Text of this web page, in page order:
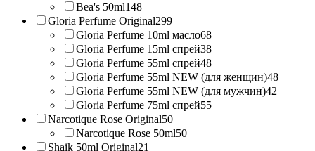
Bea's 50ml148
Gloria Perfume Original299
Gloria Perfume 10ml масло68
Gloria Perfume 15ml спрей38
Gloria Perfume 55ml спрей48
Gloria Perfume 55ml NEW (для женщин)48
Gloria Perfume 55ml NEW (для мужчин)42
Gloria Perfume 75ml спрей55
Narcotique Rose Original50
Narcotique Rose 50ml50
Shaik 50ml Original21